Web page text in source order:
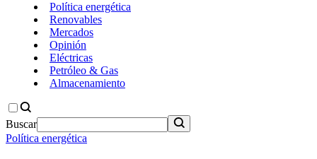
Política energética
Renovables
Mercados
Opinión
Eléctricas
Petróleo & Gas
Almacenamiento
Buscar
Política energética